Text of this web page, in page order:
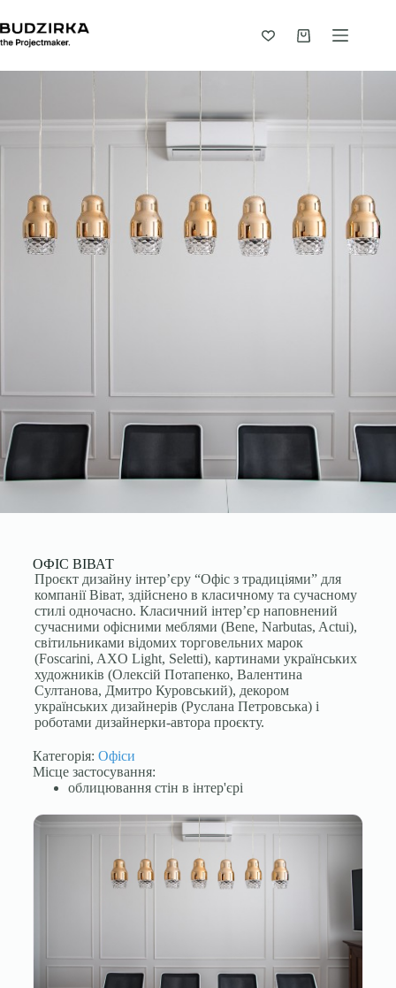
OФІС ВІВАТ
Проєкт дизайну інтер’єру “Офіс з традиціями” для
компанії Віват, здійснено в класичному та сучасному
стилі одночасно. Класичний інтер’єр наповнений
сучасними офісними меблями (Bene, Narbutas, Actui),
світильниками відомих торговельних марок
(Foscarini, AXO Light, Seletti), картинами українських
художників (Олексій Потапенко, Валентина
Султанова, Дмитро Куровський), декором
українських дизайнерів (Руслана Петровська) і
роботами дизайнерки-автора проєкту.
Категорія: Офіси
Місце застосування:
облицювання стін в інтер'єрі